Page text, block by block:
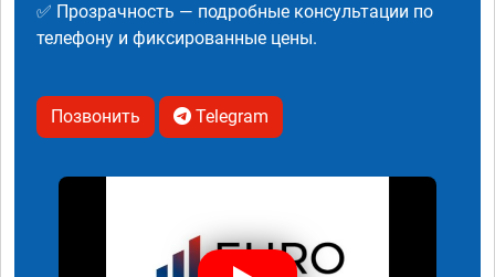
✅ Прозрачность — подробные консультации по
телефону и фиксированные цены.
Позвонить Telegram